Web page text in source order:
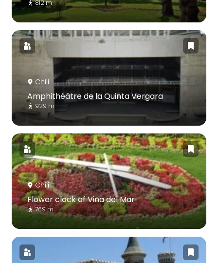
812 m
Chili
Amphithéâtre de la Quinta Vergara
929 m
Chili
Flower clock of Viña del Mar
769 m